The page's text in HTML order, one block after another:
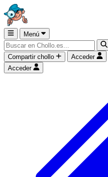
Menú
Compartir chollo
Acceder
Acceder